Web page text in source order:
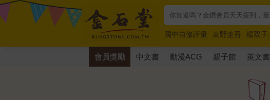
國中自修評量 東野圭吾 楊双子
唯紅花綻放
奧德賽 路邊攤新作
會員獎勵 中文書 動漫ACG 親子館 英文書